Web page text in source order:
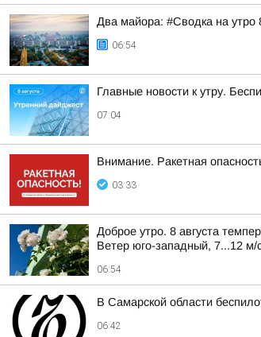
Два майора: #Сводка на утро
06:54
Главные новости к утру.
07:04
Внимание. Ракетная
03:33
Доброе утро. 8 августа
Ветер юго-западный, 7...12
06:54
В Самарской области
06:42